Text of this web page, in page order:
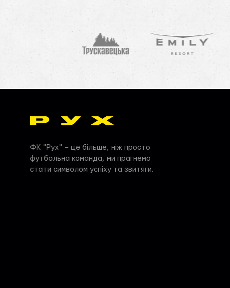
ФК "Рух" – це більше, ніж просто
футбольна команда, ми прагнемо
стати символом успіху та звитяги.